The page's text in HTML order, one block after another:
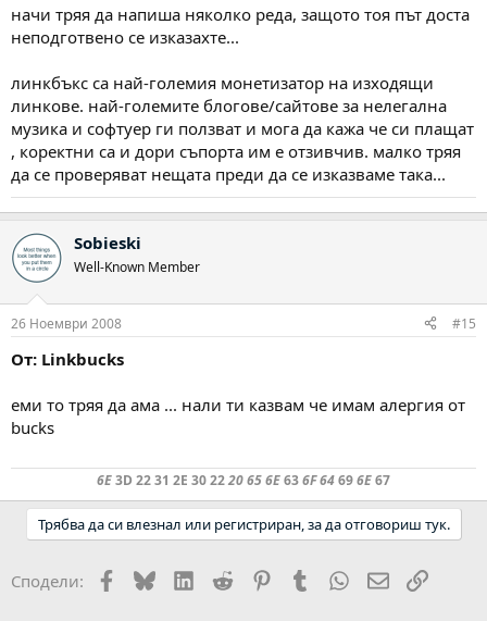
начи тряя да напиша няколко реда, защото тоя път доста
неподготвено се изказахте...
линкбъкс са най-големия монетизатор на изходящи
линкове. най-големите блогове/сайтове за нелегална
музика и софтуер ги ползват и мога да кажа че си плащат
, коректни са и дори съпорта им е отзивчив. малко тряя
да се проверяват нещата преди да се изказваме така...
Sobieski
Well-Known Member
26 Ноември 2008 #15
От: Linkbucks
еми то тряя да ама ... нали ти казвам че имам алергия от
bucks
6E3D 22 31 2E 30 2220 65 6E636F 64696E67
Трябва да си влезнал или регистриран, за да отговориш тук.
Сподели: Facebook
BlueskyLinkedIn
Reddit PinterestTumblr WhatsApp
EmailLink